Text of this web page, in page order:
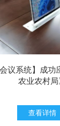
会议系统】成
农业农村局
查看详情